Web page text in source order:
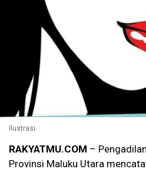
Ilustrasi
RAKYATMU.COM –
Provinsi Maluku Utara